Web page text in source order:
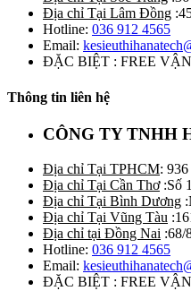
Địa chỉ Tại Lâm Đồng
Hotline: 036 912 4565
Email:
ĐẶC BIỆT : FREE
Thông tin liên hệ
CÔNG TY TNHH
Địa chỉ Tại TPHCM:
Địa chỉ Tại Cần Thơ:Số
Địa chỉ Tại Bình Dương
Địa chỉ Tại Vũng Tàu
Địa chỉ tại Đồng Nai :68/
Hotline: 036 912 4565
Email:
ĐẶC BIỆT : FREE